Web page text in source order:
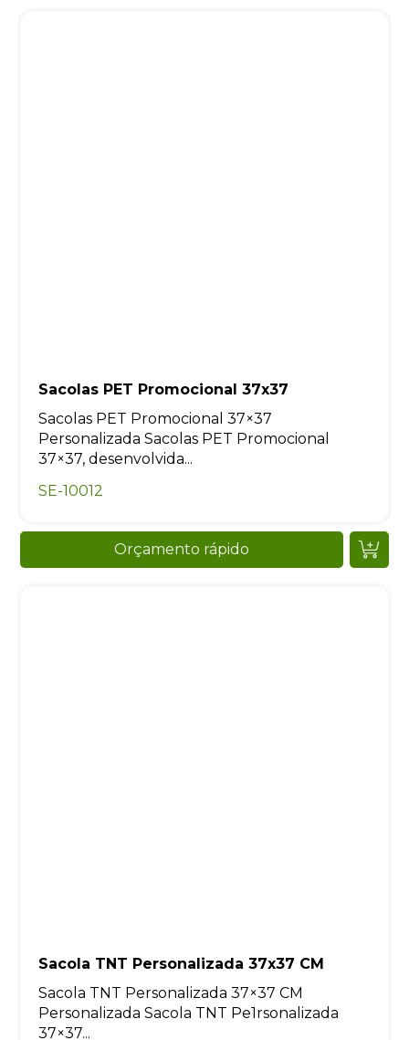
Sacolas PET Promocional 37x37
Sacolas PET Promocional 37×37
Personalizada Sacolas PET Promocional
37×37, desenvolvida...
SE-10012
Orçamento rápido
Sacola TNT Personalizada 37x37 CM
Sacola TNT Personalizada 37×37 CM
Personalizada Sacola TNT Pe1rsonalizada
37×37...